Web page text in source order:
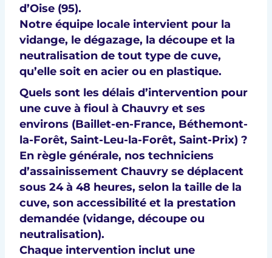
d’Oise (95).
Notre équipe locale intervient pour la
vidange, le dégazage, la découpe et la
neutralisation de tout type de cuve,
qu’elle soit en acier ou en plastique.
Quels sont les délais d’intervention pour
une cuve à fioul à Chauvry et ses
environs (Baillet-en-France, Béthemont-
la-Forêt, Saint-Leu-la-Forêt, Saint-Prix) ?
En règle générale, nos techniciens
d’assainissement Chauvry se déplacent
sous 24 à 48 heures, selon la taille de la
cuve, son accessibilité et la prestation
demandée (vidange, découpe ou
neutralisation).
Chaque intervention inclut une